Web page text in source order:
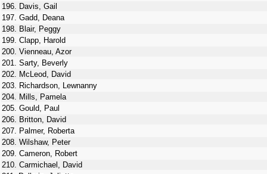
196. Davis, Gail
197. Gadd, Deana
198. Blair, Peggy
199. Clapp, Harold
200. Vienneau, Azor
201. Sarty, Beverly
202. McLeod, David
203. Richardson, Lewnanny
204. Mills, Pamela
205. Gould, Paul
206. Britton, David
207. Palmer, Roberta
208. Wilshaw, Peter
209. Cameron, Robert
210. Carmichael, David